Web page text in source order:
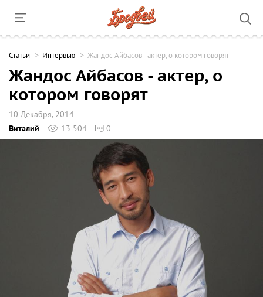
Cтатьи Интервью Жандос Айбасов - актер, о котором говорят
Жандос Айбасов - актер, о
котором говорят
10 Декабря, 2014
Виталий
13 504 0